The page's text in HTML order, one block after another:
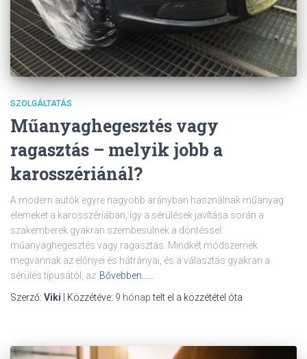
SZOLGÁLTATÁS
Műanyaghegesztés vagy
ragasztás – melyik jobb a
karosszériánál?
A modern autók egyre nagyobb arányban használnak műanyag
elemeket a karosszériában, így a sérülések javítása során a
szakemberek gyakran szembesülnek a döntéssel:
műanyaghegesztés vagy ragasztás. Mindkét módszernek
megvannak az előnyei és hátrányai, és a választás gyakran a
sérülés típusától, az Bővebben……
Szerző: Viki | Közzétéve: 9 hónaptelt el a közzététel óta